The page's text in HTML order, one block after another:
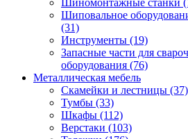
Шиномонтажные станки
Шиповальное
(31)
Инструменты (19)
Запасные части для
оборудования (76)
Металлическая мебель
Скамейки и лестницы (37)
Тумбы (33)
Шкафы (112)
Верстаки (103)